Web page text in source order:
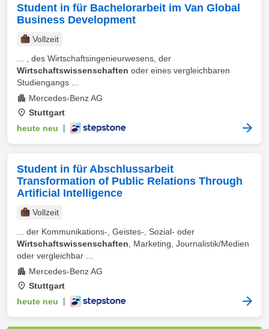
Student in für Bachelorarbeit im Van Global
Business Development
Vollzeit
... , des Wirtschaftsingenieurwesens, der
Wirtschaftswissenschaften oder eines vergleichbaren
Studiengangs ...
Mercedes-Benz AG
Stuttgart
heute neu
Student in für Abschlussarbeit
Transformation of Public Relations Through
Artificial Intelligence
Vollzeit
... der Kommunikations-, Geistes-, Sozial- oder
Wirtschaftswissenschaften , Marketing, Journalistik/Medien
oder vergleichbar ...
Mercedes-Benz AG
Stuttgart
heute neu